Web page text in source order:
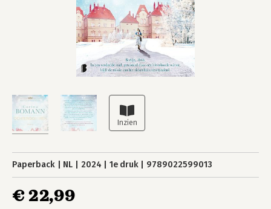
Paperback NL 2024 1e druk 9789022599013
€ 22,99